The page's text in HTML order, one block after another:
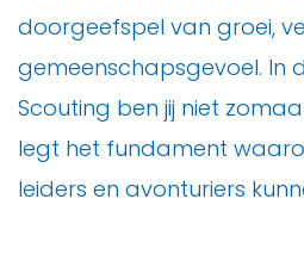
doorgeefspel van groei,
gemeenschapsgevoel. In
Scouting ben jij niet
legt het fundament
leiders en avonturiers